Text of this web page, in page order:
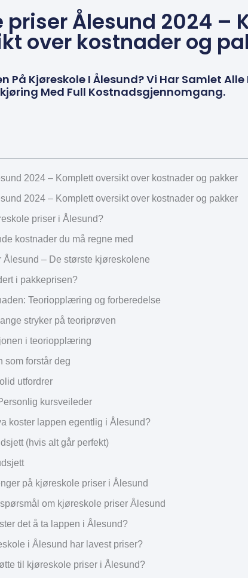
priser Ålesund 2024 –
over kostnader og
På Kjøreskole I Ålesund? Vi Har Samlet
Med Full Kostnadsgjennomgang.
2024 – Komplett oversikt over kostnader og pakker
2024 – Komplett oversikt over kostnader og pakker
priser i Ålesund?
kostnader du må regne med
Ålesund – De største kjøreskolene
i pakkeprisen?
Teoriopplæring og forberedelse
stryker på teoriprøven
i teoriopplæring
som forstår deg
utfordrer
kursveileder
koster lappen egentlig i Ålesund?
(hvis alt går perfekt)
på kjøreskole priser i Ålesund
om kjøreskole priser Ålesund
det å ta lappen i Ålesund?
i Ålesund har lavest priser?
til kjøreskole priser i Ålesund?